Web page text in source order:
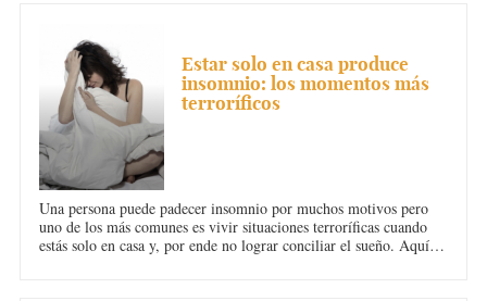
Estar solo en casa produce
insomnio: los momentos más
terroríficos
Una persona puede padecer insomnio por muchos motivos pero
uno de los más comunes es vivir situaciones terroríficas cuando
estás solo en casa y, por ende no lograr conciliar el sueño. Aquí te